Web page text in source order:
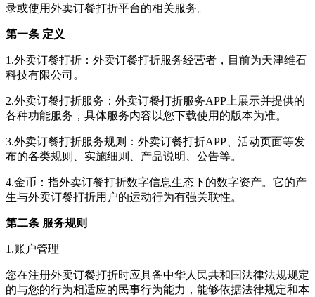
录或使用外卖订餐打折平台的相关服务。
第一条 定义
1.外卖订餐打折 ： 外卖订餐打折服务经营者，目前为天津维石
科技有限公司 。
2.外卖订餐打折服务： 外卖订餐打折服务APP上展示并提供的
各种功能服务，具体服务内容以您下载使用的版本为准。
3.外卖订餐打折服务规则： 外卖订餐打折APP、活动页面等发
布的各类规则、实施细则、产品说明、公告等。
4.金币：指外卖订餐打折数字信息生态下的数字资产。它的产
生与外卖订餐打折用户的运动行为有强关联性。
第二条 服务规则
1.账户管理
您在注册外卖订餐打折时应具备中华人民共和国法律法规规定
的与您的行为相适应的民事行为能力，能够依据法律规定和本